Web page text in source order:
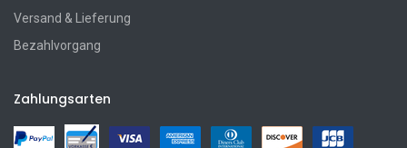
Versand & Lieferung
Bezahlvorgang
Zahlungsarten